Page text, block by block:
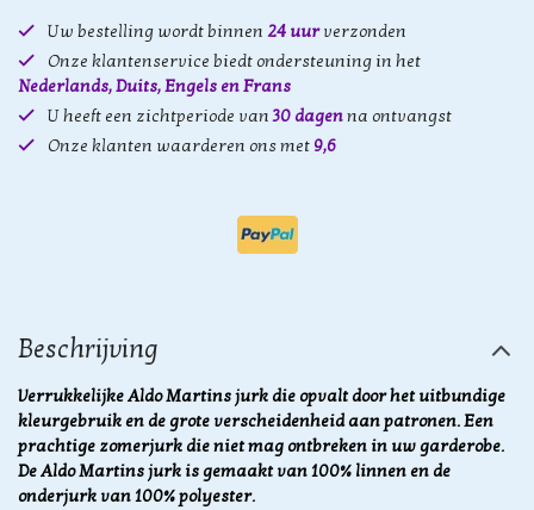
Uw bestelling wordt binnen 24 uurverzonden
Onze klantenservice biedt ondersteuning in het
Nederlands, Duits, Engels en Frans
U heeft een zichtperiode van30 dagenna ontvangst
Onze klanten waarderen ons met 9,6
Beschrijving
Verrukkelijke Aldo Martins jurk die opvalt door het uitbundige
kleurgebruik en de grote verscheidenheid aan patronen. Een
prachtige zomerjurk die niet mag ontbreken in uw garderobe.
De Aldo Martins jurk is gemaakt van 100% linnen en de
onderjurk van 100% polyester.